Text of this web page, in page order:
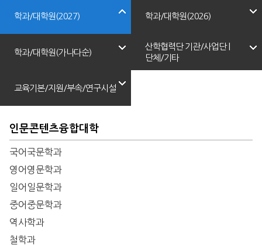
학과/대학원(2027)
인문콘텐츠융합대학
국어국문학과
영어영문학과
일어일문학과
중어중문학과
역사학과
철학과
학과/대학원(2026)
학과/대학원(가나다순)
교육기본/지원/부속/연구시설
산학협력단 기관/사업단 |
단체/기타